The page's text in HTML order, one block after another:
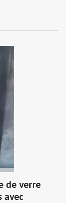
de verre
avec